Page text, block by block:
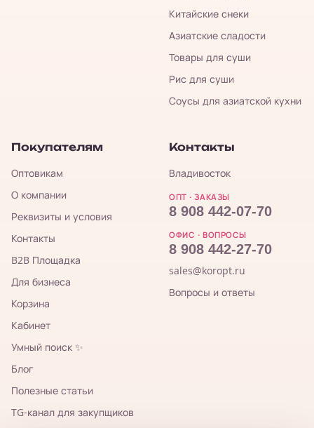
Китайские снеки
Азиатские сладости
Товары для суши
Рис для суши
Соусы для азиатской кухни
Покупателям
Оптовикам
О компании
Реквизиты и условия
Контакты
B2B Площадка
Для бизнеса
Корзина
Кабинет
Умный поиск ✨
Блог
Полезные статьи
TG-канал для закупщиков
Контакты
Владивосток
ОПТ · ЗАКАЗЫ
8 908 442-07-70
ОФИС · ВОПРОСЫ
8 908 442-27-70
sales@koropt.ru
Вопросы и ответы